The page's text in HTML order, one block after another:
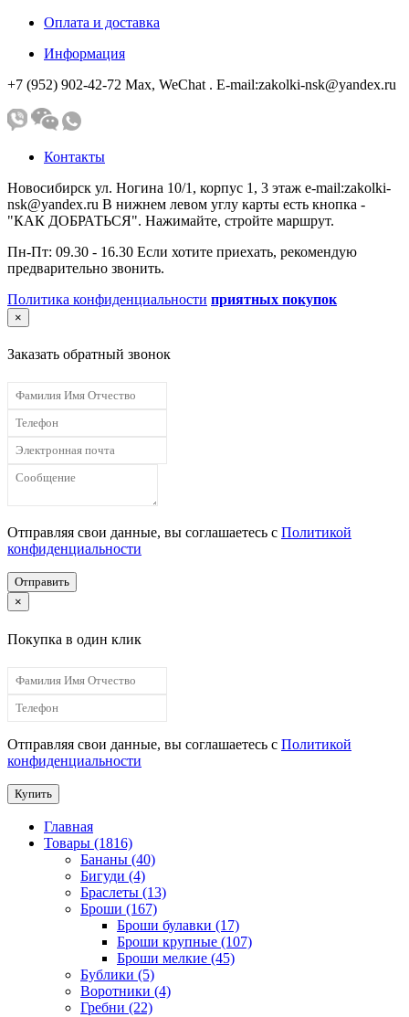
Оплата и доставка
Информация
+7 (952) 902-42-72 Мах, WeChat . E-mail:zakolki-nsk@yandex.ru
Контакты
Новосибирск ул. Ногина 10/1, корпус 1, 3 этаж e-mail:zakolki-
nsk@yandex.ru В нижнем левом углу карты есть кнопка -
"КАК ДОБРАТЬСЯ". Нажимайте, стройте маршрут.
Пн-Пт: 09.30 - 16.30 Если хотите приехать, рекомендую
предварительно звонить.
Политика конфиденциальности приятных покупок
×
Заказать обратный звонок
Отправляя свои данные, вы соглашаетесь с Политикой
конфиденциальности
Отправить
×
Покупка в один клик
Отправляя свои данные, вы соглашаетесь с Политикой
конфиденциальности
Купить
Главная
Товары (1816)
Бананы (40)
Бигуди (4)
Браслеты (13)
Броши (167)
Броши булавки (17)
Броши крупные (107)
Броши мелкие (45)
Бублики (5)
Воротники (4)
Гребни (22)